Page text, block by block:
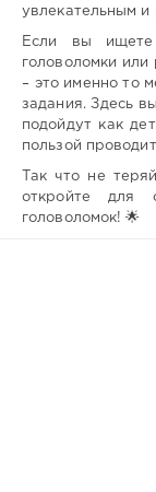
увлекательным и
Если вы ищете
головоломки или
– это именно то
задания. Здесь
подойдут как
пользой
Так что не
откройте для
головоломок! 🌟